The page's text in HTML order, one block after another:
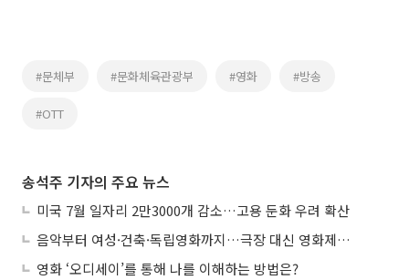
#문체부 #문화체육관광부 #영화 #방송
#OTT
송석주 기자의 주요 뉴스
미국 7월 일자리 2만3000개 감소…고용 둔화 우려 확산
음악부터 여성·건축·독립영화까지…극장 대신 영화제로 즐기는 스크린 여행
영화 ‘오디세이’를 통해 나를 이해하는 방법은?